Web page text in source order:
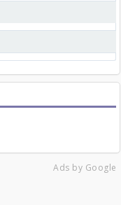
Ads by Google